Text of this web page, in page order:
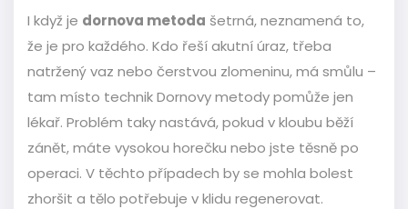
I když je dornova metoda šetrná, neznamená to,
že je pro každého. Kdo řeší akutní úraz, třeba
natržený vaz nebo čerstvou zlomeninu, má smůlu –
tam místo technik Dornovy metody pomůže jen
lékař. Problém taky nastává, pokud v kloubu běží
zánět, máte vysokou horečku nebo jste těsně po
operaci. V těchto případech by se mohla bolest
zhoršit a tělo potřebuje v klidu regenerovat.